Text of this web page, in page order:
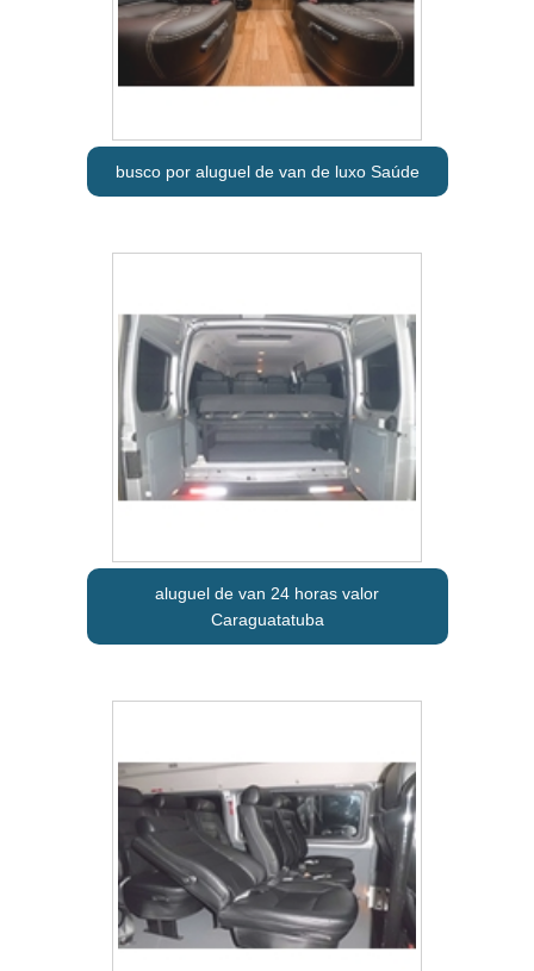
busco por aluguel de van de luxo Saúde
aluguel de van 24 horas valor
Caraguatatuba